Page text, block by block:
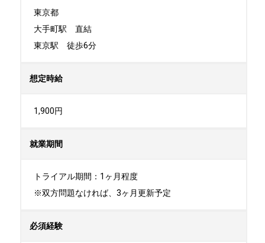
東京都
大手町駅　直結
東京駅　徒歩6分
想定時給
1,900円
就業期間
トライアル期間：1ヶ月程度
※双方問題なければ、3ヶ月更新予定
必須経験